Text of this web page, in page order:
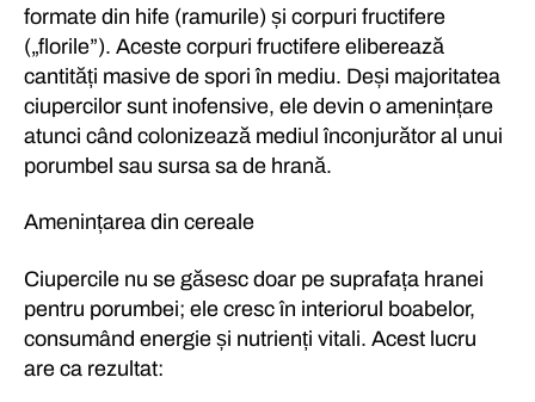
formate din hife (ramurile) și corpuri fructifere
(„florile”). Aceste corpuri fructifere eliberează
cantități masive de spori în mediu. Deși majoritatea
ciupercilor sunt inofensive, ele devin o amenințare
atunci când colonizează mediul înconjurător al unui
porumbel sau sursa sa de hrană.
Amenințarea din cereale
Ciupercile nu se găsesc doar pe suprafața hranei
pentru porumbei; ele cresc în interiorul boabelor,
consumând energie și nutrienți vitali. Acest lucru
are ca rezultat: